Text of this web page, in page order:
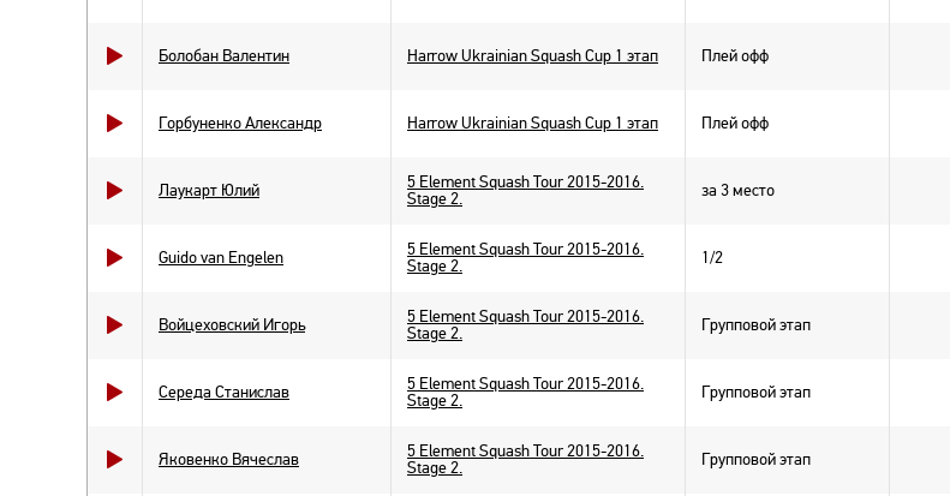
Болобан Валентин Harrow Ukrainian Squash Cup 1 этап Плей офф
Горбуненко Александр Harrow Ukrainian Squash Cup 1 этап Плей офф
Лаукарт Юлий
5 Element Squash Tour 2015-2016.
Stage 2.
за 3 место
Guido van Engelen
5 Element Squash Tour 2015-2016.
Stage 2.
1/2
Войцеховский Игорь
5 Element Squash Tour 2015-2016.
Stage 2.
Групповой этап
Середа Станислав
5 Element Squash Tour 2015-2016.
Stage 2.
Групповой этап
Яковенко Вячеслав
5 Element Squash Tour 2015-2016.
Stage 2.
Групповой этап